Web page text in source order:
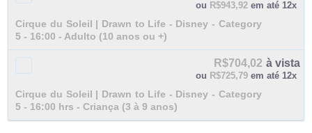
ou R$943,92 em até 12x
Cirque du Soleil | Drawn to Life - Disney - Category
5 - 16:00 - Adulto (10 anos ou +)
R$704,02 à vista
ou R$725,79 em até 12x
Cirque du Soleil | Drawn to Life - Disney - Category
5 - 16:00 hrs - Criança (3 à 9 anos)